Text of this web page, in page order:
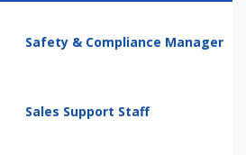
Safety & Compliance Manager
Sales Support Staff